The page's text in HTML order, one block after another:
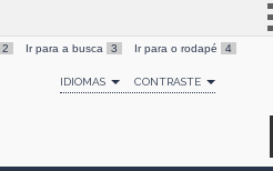
Simplifique!
Comunica BR
2 Ir para a busca 3 Ir para o rodapé 4
IDIOMAS CONTRASTE